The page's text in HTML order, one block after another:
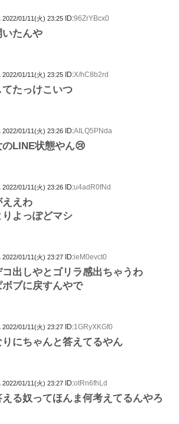
2022/01/11(火) 23:25 ID:96ZrYBcx0
いたんや
2022/01/11(火) 23:25 ID:X/hC8b2rd
たっけこいつ
2022/01/11(火) 23:26 ID:AILQ5PNda
LINE状態やん😢
2022/01/11(火) 23:26 ID:u4adR0fNd
ええわ
よっぽどマシ
2022/01/11(火) 23:27 ID:ieM0evct0
出しやとゴリラ感出ちゃうわ
ブに戻すんやで
2022/01/11(火) 23:27 ID:1GRyXKGf0
にちゃんと答えてるやん
2022/01/11(火) 23:27 ID:otRn6fhLd
る奴ってほんま何考えてるんやろ